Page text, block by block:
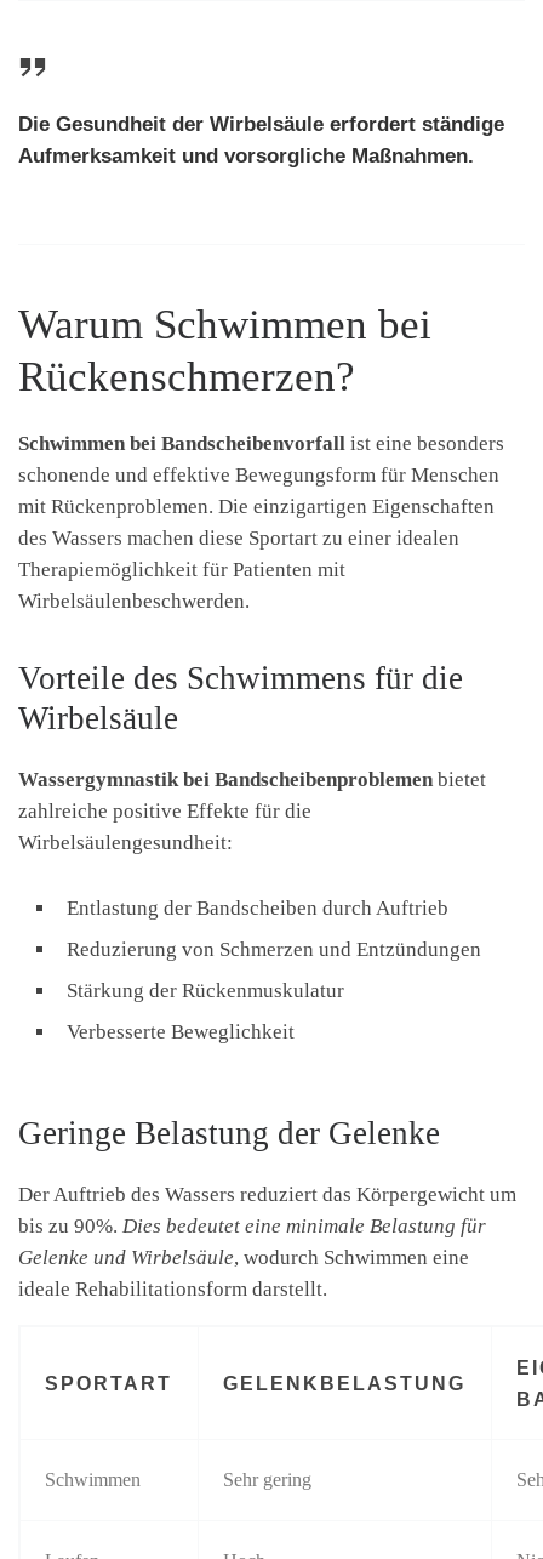
Die Gesundheit der Wirbelsäule erfordert ständige
Aufmerksamkeit und vorsorgliche Maßnahmen.
Warum Schwimmen bei
Rückenschmerzen?
Schwimmen bei Bandscheibenvorfall ist eine besonders
schonende und effektive Bewegungsform für Menschen
mit Rückenproblemen. Die einzigartigen Eigenschaften
des Wassers machen diese Sportart zu einer idealen
Therapiemöglichkeit für Patienten mit
Wirbelsäulenbeschwerden.
Vorteile des Schwimmens für die
Wirbelsäule
Wassergymnastik bei Bandscheibenproblemen bietet
zahlreiche positive Effekte für die
Wirbelsäulengesundheit:
Entlastung der Bandscheiben durch Auftrieb
Reduzierung von Schmerzen und Entzündungen
Stärkung der Rückenmuskulatur
Verbesserte Beweglichkeit
Geringe Belastung der Gelenke
Der Auftrieb des Wassers reduziert das Körpergewicht um
bis zu 90%. Dies bedeutet eine minimale Belastung für
Gelenke und Wirbelsäule, wodurch Schwimmen eine
ideale Rehabilitationsform darstellt.
SPORTART GELENKBELASTUNG
Schwimmen Sehr gering